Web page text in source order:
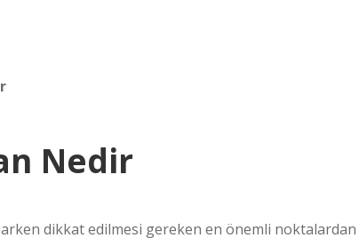
Nedir
dikkat edilmesi gereken en önemli